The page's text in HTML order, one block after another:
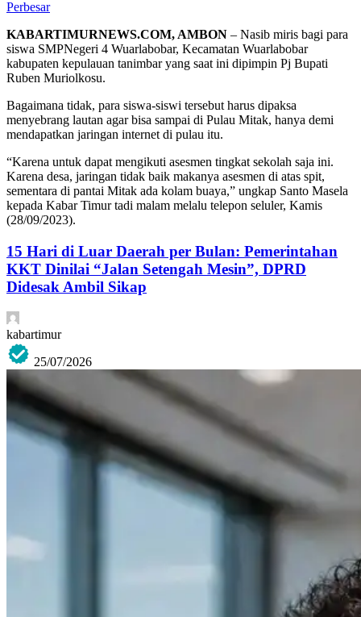
Perbesar
KABARTIMURNEWS.COM, AMBON – Nasib miris bagi para
siswa SMPNegeri 4 Wuarlabobar, Kecamatan Wuarlabobar
kabupaten kepulauan tanimbar yang saat ini dipimpin Pj Bupati
Ruben Muriolkosu.
Bagaimana tidak, para siswa-siswi tersebut harus dipaksa
menyebrang lautan agar bisa sampai di Pulau Mitak, hanya demi
mendapatkan jaringan internet di pulau itu.
“Karena untuk dapat mengikuti asesmen tingkat sekolah saja ini.
Karena desa, jaringan tidak baik makanya asesmen di atas spit,
sementara di pantai Mitak ada kolam buaya,” ungkap Santo Masela
kepada Kabar Timur tadi malam melalu telepon seluler, Kamis
(28/09/2023).
15 Hari di Luar Daerah per Bulan: Pemerintahan
KKT Dinilai “Jalan Setengah Mesin”, DPRD
Didesak Ambil Sikap
kabartimur
25/07/2026